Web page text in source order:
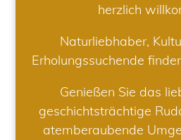
herzlich
Naturliebhaber,
Erholungssuchende
Genießen Sie das
geschichtsträchtige
atemberaubende